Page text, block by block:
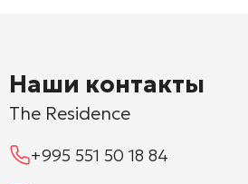
Наши контакты
The Residence
+995 551 50 18 84